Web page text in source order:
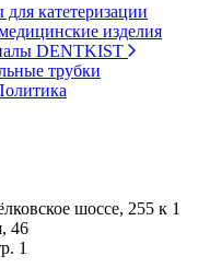
катетеризации
изделия
DENTKIST
трубки
шоссе, 255 к 1
46
1